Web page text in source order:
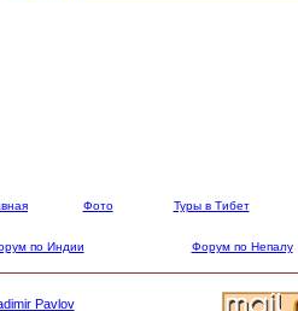
Фото Туры в Тибет
по Индии Форум по Непалу
Pavlov